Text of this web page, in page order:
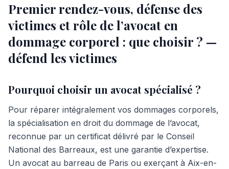
Premier rendez-vous, défense des
victimes et rôle de l’avocat en
dommage corporel : que choisir ? —
défend les victimes
Pourquoi choisir un avocat spécialisé ?
Pour réparer intégralement vos dommages corporels,
la spécialisation en droit du dommage de l’avocat,
reconnue par un certificat délivré par le Conseil
National des Barreaux, est une garantie d’expertise.
Un avocat au barreau de Paris ou exerçant à Aix-en-